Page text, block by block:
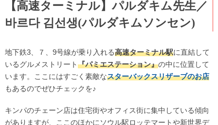
【高速ターミナル】パルダキム先生／
바르다 김선생(パルダキムソンセン)
地下鉄3、７、9号線が乗り入れる高速ターミナル駅に直結して
いるグルメストリート『パミエステーション』の中に位置して
います。ここにはすごく素敵なスターバックスリザーブのお店
もあるのでぜひチェックを♪
キンパのチェーン店は住宅街やオフィス街に集中している傾向
がありますが、ここのほかにソウル駅ロッテマートや新世界デ